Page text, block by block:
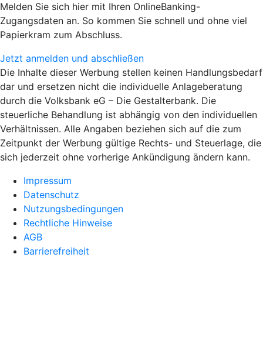
Melden Sie sich hier mit Ihren OnlineBanking-
Zugangsdaten an. So kommen Sie schnell und ohne viel
Papierkram zum Abschluss.
Jetzt anmelden und abschließen
Die Inhalte dieser Werbung stellen keinen Handlungsbedarf
dar und ersetzen nicht die individuelle Anlageberatung
durch die Volksbank eG – Die Gestalterbank. Die
steuerliche Behandlung ist abhängig von den individuellen
Verhältnissen. Alle Angaben beziehen sich auf die zum
Zeitpunkt der Werbung gültige Rechts- und Steuerlage, die
sich jederzeit ohne vorherige Ankündigung ändern kann.
Impressum
Datenschutz
Nutzungsbedingungen
Rechtliche Hinweise
AGB
Barrierefreiheit